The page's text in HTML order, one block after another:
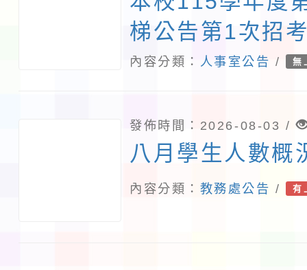
梯公告第1次招
教師甄選錄取公
內容分類： 人事室公告 / 無
發佈時間：2026-08-03 /
八月學生人數概
內容分類： 教務處公告 / 有